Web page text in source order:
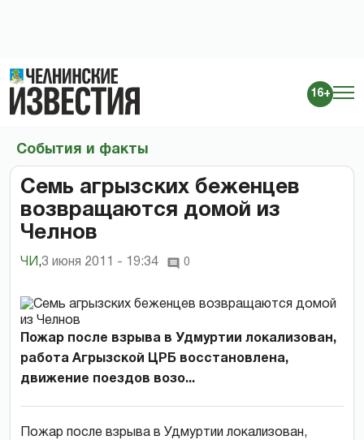
16+
События и факты
Семь агрызских беженцев
возвращаются домой из
Челнов
ЧИ ,3 июня 2011 - 19:34 0
Пожар после взрыва в Удмуртии локализован,
работа Агрызской ЦРБ восстановлена,
движение поездов возо...
Пожар после взрыва в Удмуртии локализован,